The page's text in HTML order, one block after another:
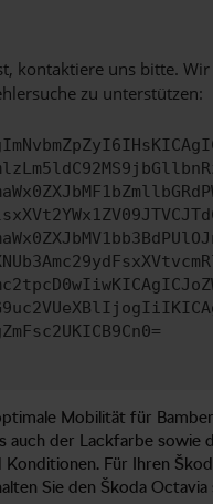
kontaktiere uns bitte.
zu unterstützen:
Mobilität für
der Lackfarbe sowie
Für Ihren
Sie den Škoda